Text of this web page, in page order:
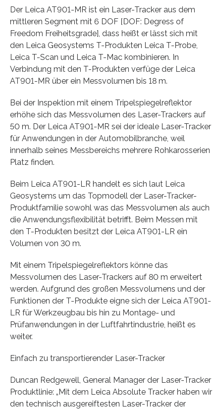
Der Leica AT901-MR ist ein Laser-Tracker aus dem
mittleren Segment mit 6 DOF [DOF: Degress of
Freedom Freiheitsgrade], dass heißt er lässt sich mit
den Leica Geosystems T-Produkten Leica T-Probe,
Leica T-Scan und Leica T-Mac kombinieren. In
Verbindung mit den T-Produkten verfüge der Leica
AT901-MR über ein Messvolumen bis 18 m.
Bei der Inspektion mit einem Tripelspiegelreflektor
erhöhe sich das Messvolumen des Laser-Trackers auf
50 m. Der Leica AT901-MR sei der ideale Laser-Tracker
für Anwendungen in der Automobilbranche, weil
innerhalb seines Messbereichs mehrere Rohkarosserien
Platz finden.
Beim Leica AT901-LR handelt es sich laut Leica
Geosystems um das Topmodell der Laser-Tracker-
Produktfamilie sowohl was das Messvolumen als auch
die Anwendungsflexibilität betrifft. Beim Messen mit
den T-Produkten besitzt der Leica AT901-LR ein
Volumen von 30 m.
Mit einem Tripelspiegelreflektors könne das
Messvolumen des Laser-Trackers auf 80 m erweitert
werden. Aufgrund des großen Messvolumens und der
Funktionen der T-Produkte eigne sich der Leica AT901-
LR für Werkzeugbau bis hin zu Montage- und
Prüfanwendungen in der Luftfahrtindustrie, heißt es
weiter.
Einfach zu transportierender Laser-Tracker
Duncan Redgewell, General Manager der Laser-Tracker
Produktlinie: „Mit dem Leica Absolute Tracker haben wir
den technisch ausgereiftesten Laser-Tracker der